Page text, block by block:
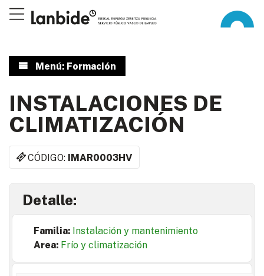
Menú: Formación
INSTALACIONES DE
CLIMATIZACIÓN
CÓDIGO: IMAR0003HV
Detalle:
Familia: Instalación y mantenimiento
Area: Frío y climatización